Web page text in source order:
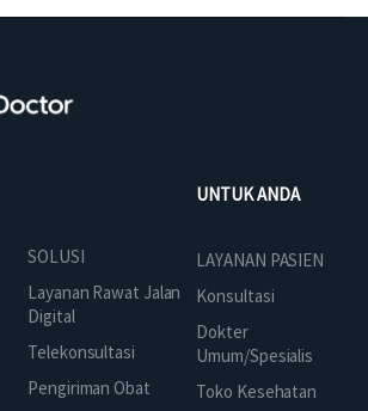
SOLUSI
Layanan Rawat Jalan
Digital
Telekonsultasi
Pengiriman Obat
UNTUK ANDA
LAYANAN PASIEN
Konsultasi
Dokter
Umum/Spesialis
Toko Kesehatan